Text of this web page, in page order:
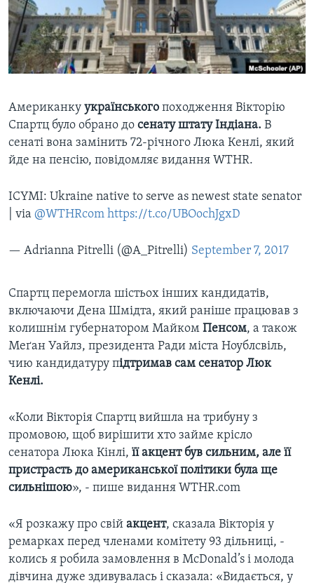
СУСПІЛЬСТВО
ЕКОНОМІКА
ІСТОРІЇ УСПІХУ УКРАЇНЦІВ
ТЕЛЕПРОГРАМИ
ЧАС-TIME
СТУДІЯ ВАШИНГТОН
ВІКНО В АМЕРИКУ
ПРАЙМ-ТАЙМ
ENGLISH
МИ В СОЦМЕРЕЖАХ
Мови
Американку українського походження Вікторію
Спартц було обрано до сенату штату Індіана. В
сенаті вона замінить 72-річного Люка Кенлі, який
йде на пенсію, повідомляє видання WTHR.
ICYMI: Ukraine native to serve as newest state senator
| via @WTHRcom https://t.co/UBOochJgxD
— Adrianna Pitrelli (@A_Pitrelli) September 7, 2017
Спартц перемогла шістьох інших кандидатів,
включаючи Дена Шмідта, який раніше працював з
колишнім губернатором Майком Пенсом, а також
Меґан Уайлз, президента Ради міста Ноублсвіль,
чию кандидатуру підтримав сам сенатор Люк
Кенлі.
«Коли Вікторія Спартц вийшла на трибуну з
промовою, щоб вирішити хто займе крісло
сенатора Люка Кінлі, її акцент був сильним, але її
пристрасть до американської політики була ще
сильнішою», - пише видання WTHR.com
«Я розкажу про свій акцент, сказала Вікторія у
ремарках перед членами комітету 93 дільниці, -
колись я робила замовлення в McDonald’s і молода
дівчина дуже здивувалась і сказала: «Видається, у